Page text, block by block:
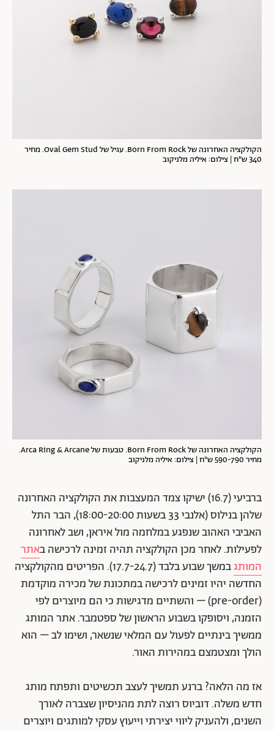
הקולקציה האחרונה של Born From Rock. עגיל של Oval Gem Stud. מחיר
340 ש"ח | צילום: איליה מלניקוב
הקולקציה האחרונה של Born From Rock. טבעות של Arca Ring & Arcane.
מחיר 590-790 ש"ח | צילום: איליה מלניקוב
ברביעי (16.7) ישיקו צמד המעצבות את הקולקציה האחרונה
שלהן בנילוס (אלנבי 33 בשעות 18:00-20:00), הבר התל
האביבי האהוב שנפגע במלחמה מול איראן, ושב לאחרונה
לפעילות. לאחר מכן הקולקציה תהיה זמינה לרכישה באתר
המותג
במשך שבוע בלבד (17.7-24.7). הפריטים מהקולקציה
החדשה יהיו זמינים לרכישה במתכונת של מכירה מוקדמת
(pre-order) – והשתיים מדגישות כי הם מיוצרים לפי
הזמנה, ויסופקו בשבוע הראשון של ספטמבר. אתר המותג
ממשיך בינתיים לפעול עם המלאי שנשאר, ושימו לב – הוא
הולך ומצטמצם במהירות האור.
אז מה הלאה? ברנע תמשיך לעצב תכשיטים ותפתח מותג
חדש משלה. דוביוס רוצה לתת מהניסיון שצברה לאורך
השנים, ולהעניק ליווי יצירתי וייעוץ עסקי למותגים ויוצרים